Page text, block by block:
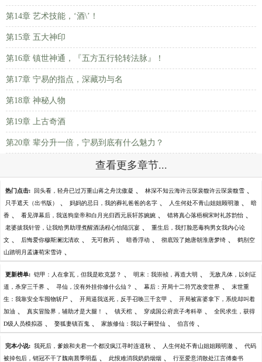
第14章 艺术技能，‘酒\’！
第15章 五大神印
第16章 镇世神通，『五方五行轮转法脉』！
第17章 宁易的指点，深藏功与名
第18章 神秘人物
第19章 上古奇酒
第20章 辈分升一倍，宁易到底有什么魅力？
查看更多章节...
热门点击: 回头看，轻舟已过万重山蒋之舟沈傲凝 、 林深不知云海许云琛裴馥许云琛裴馥雪 、
只手遮天（出书版） 、 妈妈的忌日，我的葬礼爸爸的名字 、 人生何处不青山姐姐顾明澈 、 暗
香 、 看见弹幕后，我送狗皇帝和白月光归西元辰轩苏婉婉 、 错将真心落梧桐宋时礼苏韵怡 、
老婆拔我针管，让我给男助理煮醒酒汤程心怡陆沉宴 、 重生后，我打脸恶毒狗男女我内心论
文 、 后悔爱你穆斯澜沈清欢 、 无可救药 、 暗香浮动 、 彻底毁了她唐朝淮唐梦绮 、 鹤别空
山踏明月孟谦荀宋雪诗 、
更新榜单: 铠甲：人在拿瓦，但我是欧克瑟？ 、 明末：我崇祯，再造大明 、 无敌凡体，以剑证
道，杀穿三千界 、 寻仙，没有外挂你修什么仙？ 、 幕后：开局十二符咒改变世界 、 末世重
生：我靠安全车囤物斩尸 、 开局逼我送死，反手召唤三千玄甲 、 开局被富婆拿下，系统却叫着
加油 、 真实冒险界，辅助才是大腿！ 、 镇天棺 、 穿成国公府庶子考科举 、 全民求生，获得
D级人员模拟器 、 娶狐妻镇百鬼 、 家族修仙：我以子嗣登仙 、 伯言传 、
完本小说: 我死后，爹娘和夫君一个都没疯江寻时连道秋 、 人生何处不青山姐姐顾明澈 、 代码
被掉包后，销冠不干了魏南晨季明磊 、 此恨难消我奶奶烟烟 、 行至爱意消散处江言傅秦书